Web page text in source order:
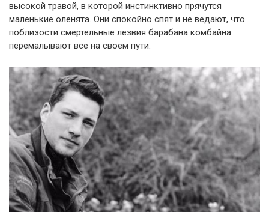
высокой травой, в которой инстинктивно прячутся
маленькие оленята. Они спокойно спят и не ведают, что
поблизости смертельные лезвия барабана комбайна
перемалывают все на своем пути.